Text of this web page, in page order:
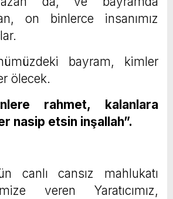
on binlerce insanımız
bayram, kimler
ölecek.
rahmet, kalanlara
nasip etsin inşallah”.
canlı cansız mahlukatı
veren Yaratıcımız,